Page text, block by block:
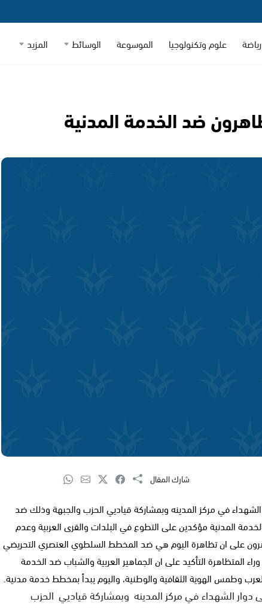
رياضة علوم وتكنولوجيا الموسوعة الوسائط المزيد
ضد الخدمة المدنية
شارك المقال
في مركز المدينه وبمشاركة قياديي الحزب والجبهة وذلك ضد
المدنية مؤكدين على التطوع في البلدات والقرى العربية وعدم
على ان تظاهرة اليوم هي ضد المخطط السلطوي العنصري التحريضي
التأكيد على ان الجماهير العربية والشباب ضد الخدمة
الهوية الثقافية والوطنية، واليوم يبدأ بمخطط خدمة مدنية.
الشهداء في مركز المدينه وبمشاركة قياديي الحزب